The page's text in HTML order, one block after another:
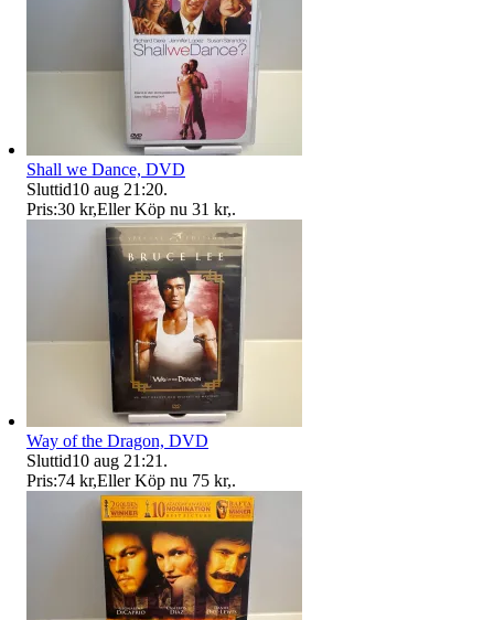
Shall we Dance, DVD
Sluttid10 aug 21:20.
Pris:30 kr,Eller Köp nu 31 kr,.
Way of the Dragon, DVD
Sluttid10 aug 21:21 .
Pris:74 kr,Eller Köp nu 75 kr,.